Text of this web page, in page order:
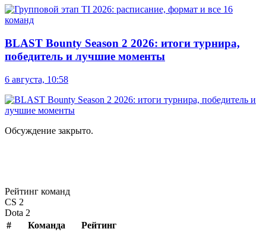
BLAST Bounty Season 2 2026: итоги турнира,
победитель и лучшие моменты
6 августа, 10:58
Обсуждение закрыто.
Рейтинг команд
CS 2
Dota 2
#
Команда Рейтинг